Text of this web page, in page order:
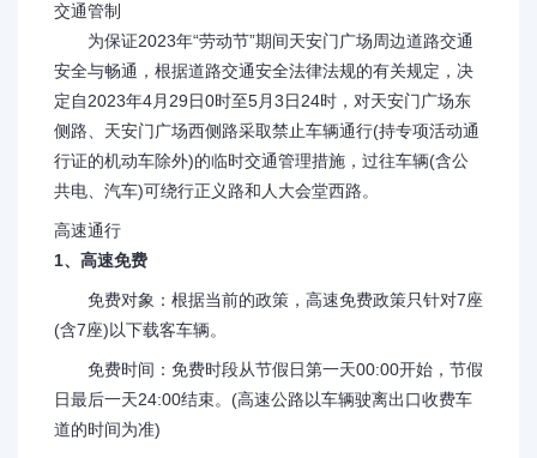
交通管制
为保证2023年“劳动节”期间天安门广场周边道路交通
安全与畅通，根据道路交通安全法律法规的有关规定，决
定自2023年4月29日0时至5月3日24时，对天安门广场东
侧路、天安门广场西侧路采取禁止车辆通行(持专项活动通
行证的机动车除外)的临时交通管理措施，过往车辆(含公
共电、汽车)可绕行正义路和人大会堂西路。
高速通行
1、高速免费
免费对象：根据当前的政策，高速免费政策只针对7座
(含7座)以下载客车辆。
免费时间：免费时段从节假日第一天00:00开始，节假
日最后一天24:00结束。(高速公路以车辆驶离出口收费车
道的时间为准)